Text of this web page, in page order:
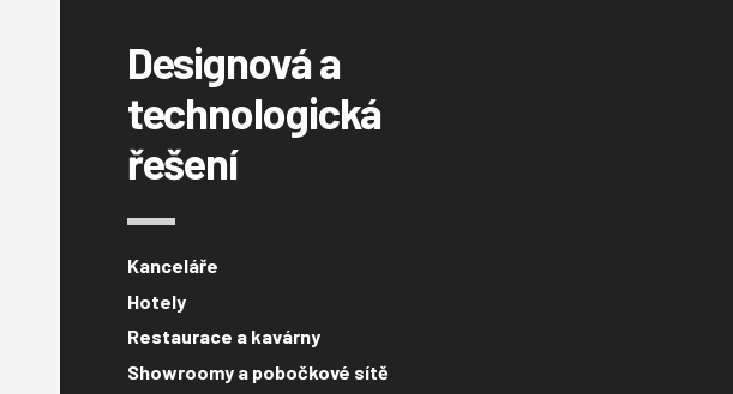
Designová a
technologická
řešení
Kanceláře
Hotely
Restaurace a kavárny
Showroomy a pobočkové sítě